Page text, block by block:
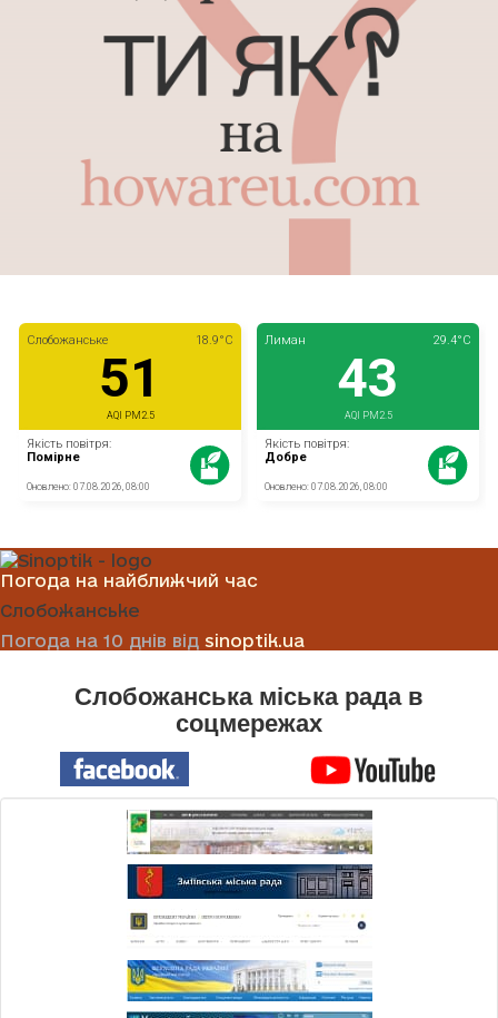
Погода на найближчий час
Слобожанське
Погода на 10 днів від sinoptik.ua
Слобожанська міська рада в
соцмережах